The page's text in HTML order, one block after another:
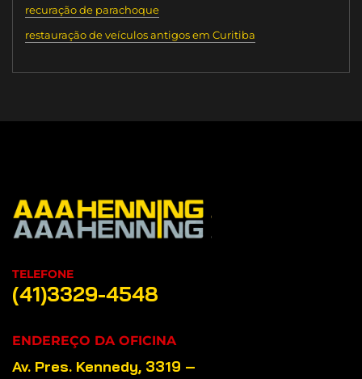
recuração de parachoque
restauração de veículos antigos em Curitiba
TELEFONE
(41)3329-4548
ENDEREÇO DA OFICINA
Av. Pres. Kennedy, 3319 –